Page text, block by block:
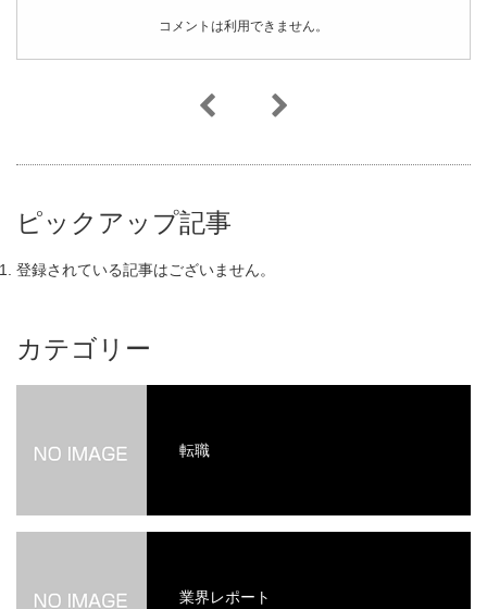
コメントは利用できません。
ピックアップ記事
登録されている記事はございません。
カテゴリー
転職
業界レポート